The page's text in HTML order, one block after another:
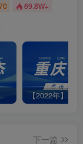
69.8W+
5月21日停水信息
下一篇